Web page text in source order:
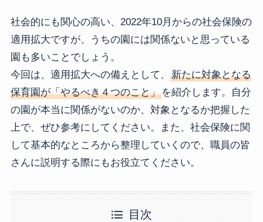
社会的にも関心の高い、2022年10月からの社会保険の
適用拡大ですが、うちの園には関係ないと思っている
園も多いことでしょう。
今回は、適用拡大への備えとして、
新たに対象となる
保育園が「やるべき４つのこと」を紹介します。自分
の園が本当に関係がないのか、対象となるか把握した
上で、ぜひ参考にしてください。また、社会保険に関
して基本的なところから整理していくので、職員の皆
さんに説明する際にもお役立てください。
目次